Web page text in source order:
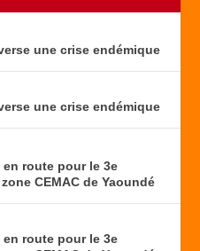
une crise endémique
une crise endémique
en route pour le 3e
CEMAC de Yaoundé
en route pour le 3e